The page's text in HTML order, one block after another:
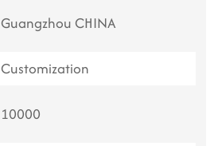
Guangzhou CHINA
Customization
10000